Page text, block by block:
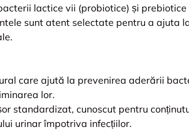
lactice vii (probiotice) și
sunt atent selectate pentru a ajuta
care ajută la prevenirea aderării
lor.
standardizat, cunoscut pentru
urinar împotriva infecțiilor.